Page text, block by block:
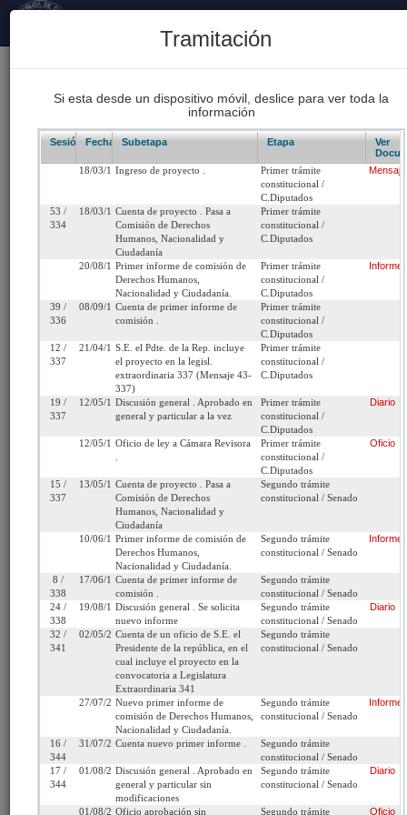
Proyectos de Ley Despachados 93
62
Boletín 1995-17
Concede, por gracia, la nacionalidad chilena al
sacerdote Manuel Bahl Sack.
Ingreso:
Martes 18 de Marzo,
1997
Actual:
de Origen:
Iniciativa:
Tipo de
Proyecto:
Proyecto de ley Refundido:
Tramitación terminada
Ley Nº 19.751 (Diario
Oficial del 29/08/2001)
Link para
compartir:
http://www.senado.cl/appsenado/templates/tramitacion/
boletin_ini=1995-17
Seleccione la información que desea
ver:
Tramitación Informes Oficios Indicaciones
Tramitación
Si esta desde un dispositivo móvil, deslice para ver toda la
información
Sesión/Leg.
Fecha Subetapa Etapa
Ver
18/03/1997Ingreso de proyecto .
Primer trámite
constitucional /
C.Diputados
53 /
334
18/03/1997Cuenta de proyecto . Pasa a
Comisión de Derechos
Humanos, Nacionalidad y
Ciudadanía
Primer trámite
constitucional /
C.Diputados
20/08/1997Primer informe de comisión de
Derechos Humanos,
Nacionalidad y Ciudadanía.
Primer trámite
constitucional /
C.Diputados
Informe
39 /
336
08/09/1997Cuenta de primer informe de
comisión .
Primer trámite
constitucional /
C.Diputados
12 /
337
21/04/1998S.E. el Pdte. de la Rep. incluye
el proyecto en la legisl.
extraordinaria 337 (Mensaje 43-
337)
Primer trámite
constitucional /
C.Diputados
19 /
337
12/05/1998Discusión general . Aprobado en
general y particular a la vez
Primer trámite
constitucional /
C.Diputados
Diario
12/05/1998Oficio de ley a Cámara Revisora
Primer trámite
constitucional /
C.Diputados
Oficio
15 /
337
13/05/1998Cuenta de proyecto . Pasa a
Comisión de Derechos
Humanos, Nacionalidad y
Ciudadanía
Segundo trámite
constitucional / Senado
10/06/1998Primer informe de comisión de
Derechos Humanos,
Nacionalidad y Ciudadanía.
Segundo trámite
constitucional / Senado
Informe
8 /
338
17/06/1998Cuenta de primer informe de
comisión .
Segundo trámite
constitucional / Senado
24 /
338
19/08/1998Discusión general . Se solicita
nuevo informe
Segundo trámite
constitucional / Senado
Diario
32 /
341
02/05/2000Cuenta de un oficio de S.E. el
Presidente de la república, en el
cual incluye el proyecto en la
convocatoria a Legislatura
Extraordinaria 341
Segundo trámite
constitucional / Senado
27/07/2001Nuevo primer informe de
comisión de Derechos Humanos,
Nacionalidad y Ciudadanía.
Segundo trámite
constitucional / Senado
Informe
16 /
344
31/07/2001Cuenta nuevo primer informe .
Segundo trámite
constitucional / Senado
17 /
344
01/08/2001Discusión general . Aprobado en
general y particular sin
modificaciones
Segundo trámite
constitucional / Senado
Diario
01/08/2001Oficio aprobación sin Segundo trámite Oficio